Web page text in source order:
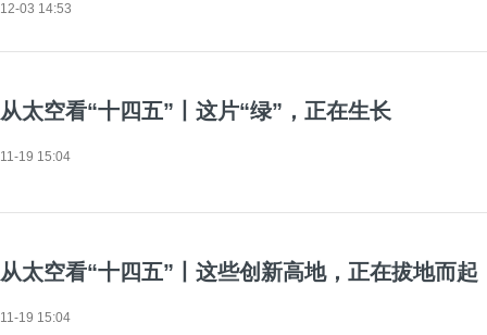
12-03 14:53
从太空看“十四五”丨这片“绿”，正在生长
11-19 15:04
从太空看“十四五”丨这些创新高地，正在拔地而起
11-19 15:04